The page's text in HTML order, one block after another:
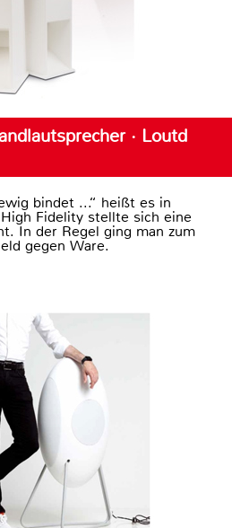
· Loutd
bindet ...“ heißt es in
Fidelity stellte sich eine
In der Regel ging man zum
gegen Ware.